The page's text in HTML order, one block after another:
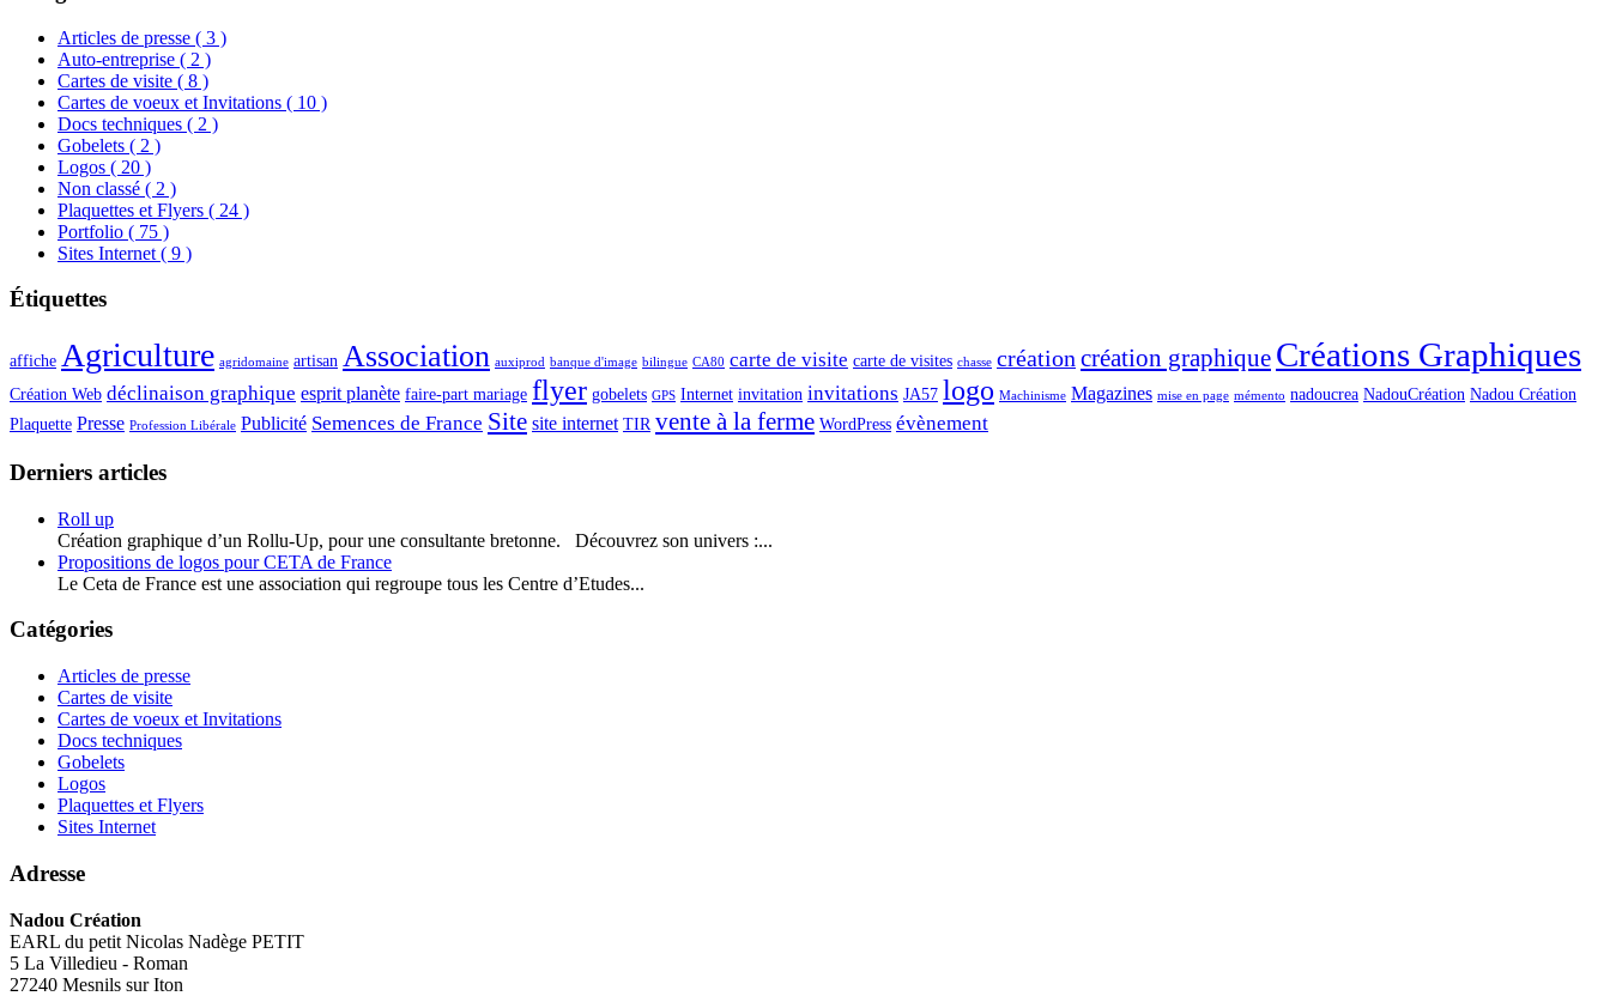
Articles de presse ( 3 )
Auto-entreprise ( 2 )
Cartes de visite ( 8 )
Cartes de voeux et Invitations ( 10 )
Docs techniques ( 2 )
Gobelets ( 2 )
Logos ( 20 )
Non classé ( 2 )
Plaquettes et Flyers ( 24 )
Portfolio ( 75 )
Sites Internet ( 9 )
Étiquettes
affiche Agriculture agridomaine artisan Association auxiprod banque d'image bilingue CA80 carte de visite carte de visites chasse création création graphique Créations Graphiques
Création Web déclinaison graphique esprit planète faire-part mariage flyer gobelets GPS Internet invitation invitations JA57 logo Machinisme Magazines mise en page mémento nadoucrea NadouCréation Nadou Création
Plaquette Presse Profession Libérale Publicité Semences de France Site site internet TIR vente à la ferme WordPress évènement
Derniers articles
Roll up
Création graphique d’un Rollu-Up, pour une consultante bretonne. Découvrez son univers :...
Propositions de logos pour CETA de France
Le Ceta de France est une association qui regroupe tous les Centre d’Etudes...
Catégories
Articles de presse
Cartes de visite
Cartes de voeux et Invitations
Docs techniques
Gobelets
Logos
Plaquettes et Flyers
Sites Internet
Adresse
Nadou Création
EARL du petit Nicolas Nadège PETIT
5 La Villedieu - Roman
27240 Mesnils sur Iton